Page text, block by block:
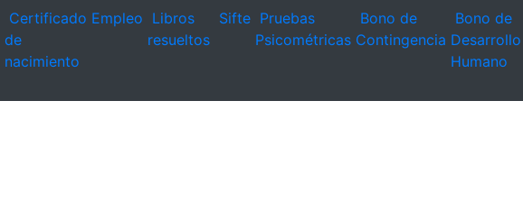
Certificado
de
nacimiento
Empleo Libros
resueltos
Sifte Pruebas
Psicométricas
Bono de
Contingencia
Bono de
Desarrollo
Humano